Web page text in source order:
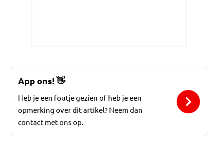
App ons!👋
Heb je een foutje gezien of heb je een
opmerking over dit artikel? Neem dan
contact met ons op.